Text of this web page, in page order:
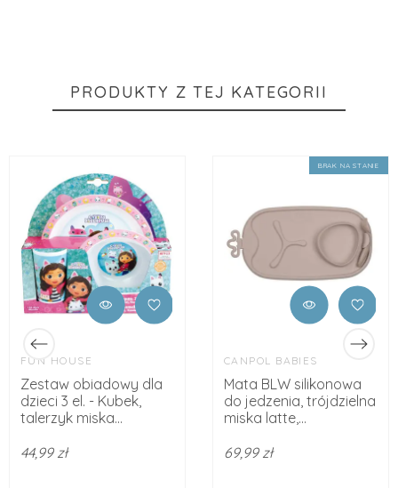
PRODUKTY Z TEJ KATEGORII
FUN HOUSE
Zestaw obiadowy dla
dzieci 3 el. - Kubek,
talerzyk miska...
44,99 zł
CANPOL BABIES
Mata BLW silikonowa
do jedzenia, trójdzielna
miska latte,...
69,99 zł
BRAK NA STANIE